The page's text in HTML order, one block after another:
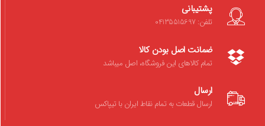
پشتیبانی
تلفن: 04135515697
ضمانت اصل بودن کالا
تمام کالاهای این فروشگاه، اصل میباشد
ارسال
ارسال قطعات به تمام نقاط ایران با تیپاکس